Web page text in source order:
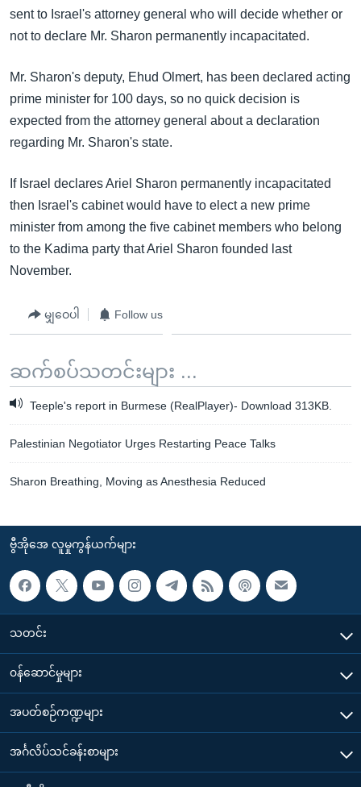
sent to Israel's attorney general who will decide whether or
not to declare Mr. Sharon permanently incapacitated.
Mr. Sharon's deputy, Ehud Olmert, has been declared acting
prime minister for 100 days, so no quick decision is
expected from the attorney general about a declaration
regarding Mr. Sharon's state.
If Israel declares Ariel Sharon permanently incapacitated
then Israel's cabinet would have to elect a new prime
minister from among the five cabinet members who belong
to the Kadima party that Ariel Sharon founded last
November.
မျှဝေပါ Follow us
ဆက်စပ်သတင်းများ ...
Teeple's report in Burmese (RealPlayer)- Download 313KB.
Palestinian Negotiator Urges Restarting Peace Talks
Sharon Breathing, Moving as Anesthesia Reduced
ဗွီအိုအေ လူမှုကွန်ယက်များ
သတင်း
၀န်ဆောင်မှုများ
အပတ်စဉ်ကဏ္ဍများ
အင်္ဂလိပ်သင်ခန်းစာများ